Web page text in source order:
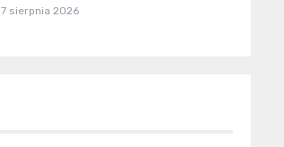
7 sierpnia 2026